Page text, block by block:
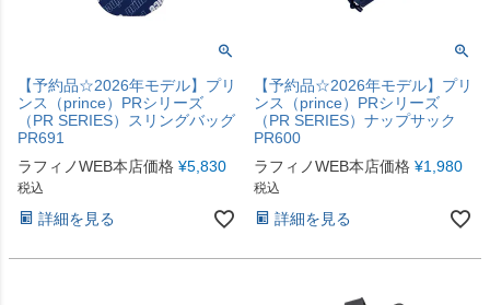
【予約品☆2026年モデル】プリ
ンス（prince）PRシリーズ
（PR SERIES）スリングバッグ
PR691
ラフィノWEB本店価格 ¥5,830
税込
詳細を見る
【予約品☆2026年モデル】プリ
ンス（prince）PRシリーズ
（PR SERIES）ナップサック
PR600
ラフィノWEB本店価格 ¥1,980
税込
詳細を見る